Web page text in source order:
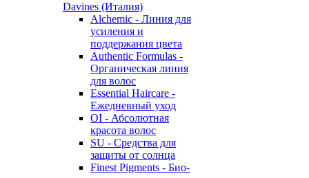
Davines (Италия)
Alchemic - Линия для
усиления и
поддержания цвета
Authentic Formulas -
Органическая линия
для волос
Essential Haircare -
Eжедневный уход
OI - Абсолютная
красота волос
SU - Средства для
защиты от солнца
Finest Pigments - Био-